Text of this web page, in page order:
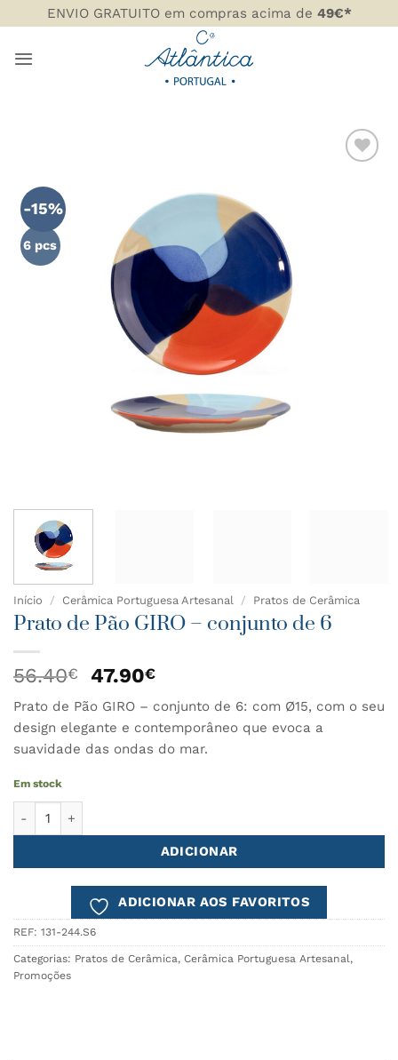
to
content
ENVIO GRATUITO em compras acima de 49€*
-15%
6 pcs
Início / Cerâmica Portuguesa Artesanal / Pratos de Cerâmica
Prato de Pão GIRO – conjunto de 6
56.40€
O
original
era:
56.40€.
47.90€O
atual
é:
47.90€.
Prato de Pão GIRO – conjunto de 6: com Ø15, com o seu
design elegante e contemporâneo que evoca a
suavidade das ondas do mar.
Em stock
ADICIONAR
ADICIONAR AOS FAVORITOS
REF: 131-244.S6
Categorias: Pratos de Cerâmica, Cerâmica Portuguesa Artesanal,
Promoções